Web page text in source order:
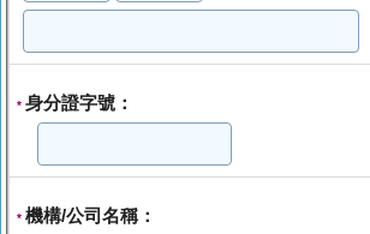
* 身分證字號：
* 機構/公司名稱：